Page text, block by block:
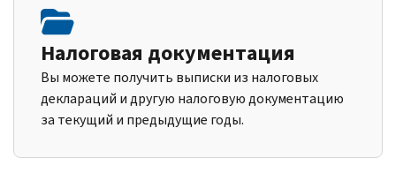
Налоговая документация
Вы можете получить выписки из налоговых
деклараций и другую налоговую документацию
за текущий и предыдущие годы.